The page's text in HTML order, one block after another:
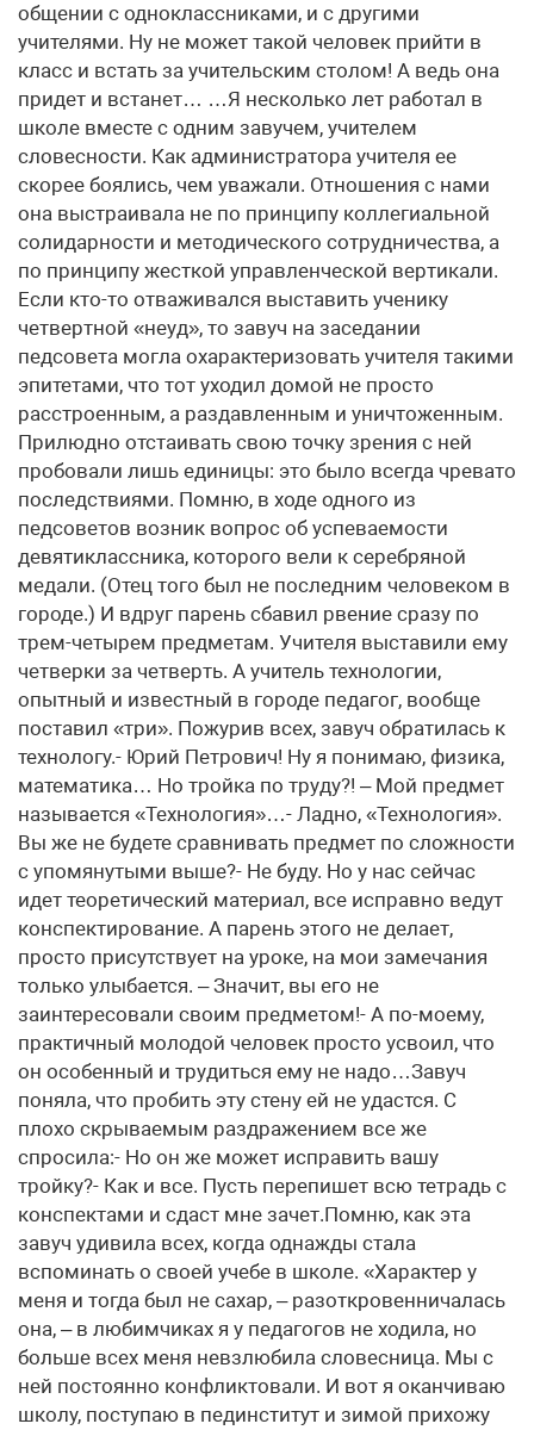
общении с одноклассниками, и с другими
учителями. Ну не может такой человек прийти в
класс и встать за учительским столом! А ведь она
придет и встанет… …Я несколько лет работал в
школе вместе с одним завучем, учителем
словесности. Как администратора учителя ее
скорее боялись, чем уважали. Отношения с нами
она выстраивала не по принципу коллегиальной
солидарности и методического сотрудничества, а
по принципу жесткой управленческой вертикали.
Если кто-то отваживался выставить ученику
четвертной «неуд», то завуч на заседании
педсовета могла охарактеризовать учителя такими
эпитетами, что тот уходил домой не просто
расстроенным, а раздавленным и уничтоженным.
Прилюдно отстаивать свою точку зрения с ней
пробовали лишь единицы: это было всегда чревато
последствиями. Помню, в ходе одного из
педсоветов возник вопрос об успеваемости
девятиклассника, которого вели к серебряной
медали. (Отец того был не последним человеком в
городе.) И вдруг парень сбавил рвение сразу по
трем-четырем предметам. Учителя выставили ему
четверки за четверть. А учитель технологии,
опытный и известный в городе педагог, вообще
поставил «три». Пожурив всех, завуч обратилась к
технологу.- Юрий Петрович! Ну я понимаю, физика,
математика… Но тройка по труду?! – Мой предмет
называется «Технология»…- Ладно, «Технология».
Вы же не будете сравнивать предмет по сложности
с упомянутыми выше?- Не буду. Но у нас сейчас
идет теоретический материал, все исправно ведут
конспектирование. А парень этого не делает,
просто присутствует на уроке, на мои замечания
только улыбается. – Значит, вы его не
заинтересовали своим предметом!- А по-моему,
практичный молодой человек просто усвоил, что
он особенный и трудиться ему не надо…Завуч
поняла, что пробить эту стену ей не удастся. С
плохо скрываемым раздражением все же
спросила:- Но он же может исправить вашу
тройку?- Как и все. Пусть перепишет всю тетрадь с
конспектами и сдаст мне зачет.Помню, как эта
завуч удивила всех, когда однажды стала
вспоминать о своей учебе в школе. «Характер у
меня и тогда был не сахар, – разоткровенничалась
она, – в любимчиках я у педагогов не ходила, но
больше всех меня невзлюбила словесница. Мы с
ней постоянно конфликтовали. И вот я оканчиваю
школу, поступаю в пединститут и зимой прихожу